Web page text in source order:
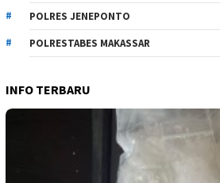
POLRES JENEPONTO
POLRESTABES MAKASSAR
INFO TERBARU